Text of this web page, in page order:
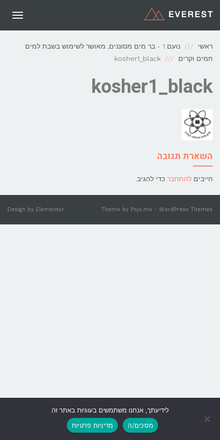
ראשי
נועם 1 - בר מים מסוננים, מאושר לשימוש בשבת למים
חמים וקרים
kosher1_black
kosher1_black
השארת תגובה
חייבים להתחבר כדי להגיב.
Theme by Pojo.me - WordPress Themes
Design by Elementor
גלילה
לראש
לידיעתך, אנחנו משתמשים בעוגיות באתר זה
מסכים/ה
מדיניות פרטיות